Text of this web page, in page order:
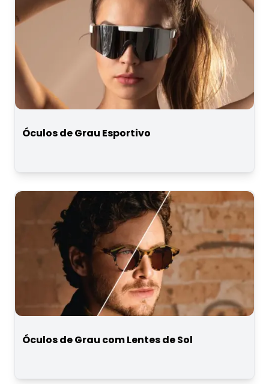
Óculos de Grau Esportivo
Óculos de Grau com Lentes de Sol